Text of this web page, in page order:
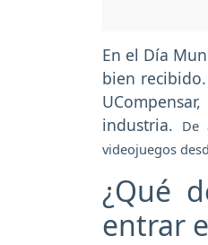
En el Día
bien recibido.
industria. De
videojuegos
¿Qué
entrar